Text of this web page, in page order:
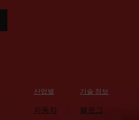
산업별
자동차
기술 정보
블로그